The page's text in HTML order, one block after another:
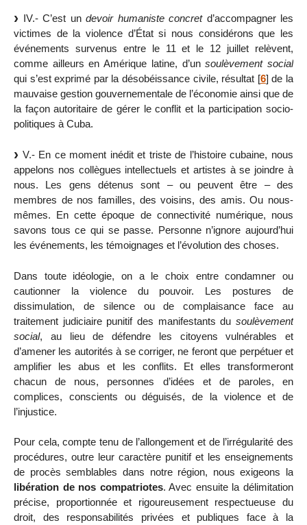
IV.- C’est un devoir humaniste concretd’accompagner les
victimes de la violence d’État si nous considérons que les
événements survenus entre le 11 et le 12 juillet relèvent,
comme ailleurs en Amérique latine, d’unsoulèvement social
qui s’est exprimé par la désobéissance civile, résultat [6] de la
mauvaise gestion gouvernementale de l’économie ainsi que de
la façon autoritaire de gérer le conflit et la participation socio-
politiques à Cuba.
V.- En ce moment inédit et triste de l’histoire cubaine, nous
appelons nos collègues intellectuels et artistes à se joindre à
nous. Les gens détenus sont – ou peuvent être – des
membres de nos familles, des voisins, des amis. Ou nous-
mêmes. En cette époque de connectivité numérique, nous
savons tous ce qui se passe. Personne n’ignore aujourd’hui
les événements, les témoignages et l’évolution des choses.
Dans toute idéologie, on a le choix entre condamner ou
cautionner la violence du pouvoir. Les postures de
dissimulation, de silence ou de complaisance face au
traitement judiciaire punitif des manifestants du soulèvement
social, au lieu de défendre les citoyens vulnérables et
d’amener les autorités à se corriger, ne feront que perpétuer et
amplifier les abus et les conflits. Et elles transformeront
chacun de nous, personnes d’idées et de paroles, en
complices, conscients ou déguisés, de la violence et de
l’injustice.
Pour cela, compte tenu de l’allongement et de l’irrégularité des
procédures, outre leur caractère punitif et les enseignements
de procès semblables dans notre région, nous exigeons la
libération de nos compatriotes. Avec ensuite la délimitation
précise, proportionnée et rigoureusement respectueuse du
droit, des responsabilités privées et publiques face à la